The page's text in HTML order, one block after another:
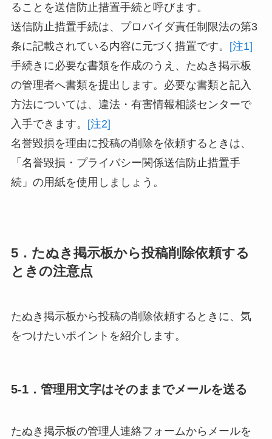
ることを送信防止措置手続と呼びます。
送信防止措置手続は、 プロバイダ責任制限法の第3
条に記載されている内容に元づく措置です。 [注1]
手続きに必要な書類を作成のうえ、たぬき掲示板
の管理者へ書類を提出します。必要な書類と記入
方法については、違法・有害情報相談センターで
入手できます。 [注2]
名誉毀損を理由に投稿の削除を依頼するときは、
「名誉毀損・プライバシー関係送信防止措置手
続」 の用紙を使用しましょう。
5．たぬき掲示板から投稿削除依頼する
ときの注意点
たぬき掲示板から投稿の削除依頼するときに、気
をつけたいポイントを紹介します。
5-1．管理用文字はそのままでメールを送る
たぬき掲示板の管理人連絡フォームからメールを